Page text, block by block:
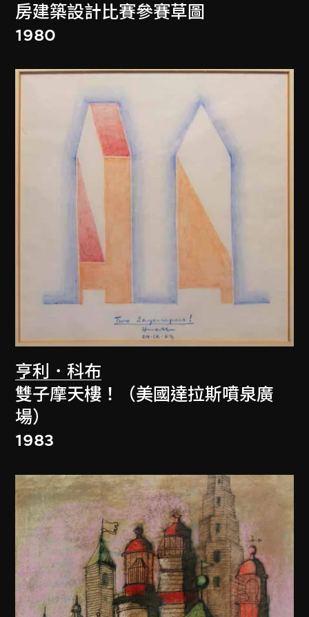
房建築設計比賽參賽草圖
1980
亨利．科布
雙子摩天樓！（美國達拉斯噴泉廣
場）
1983